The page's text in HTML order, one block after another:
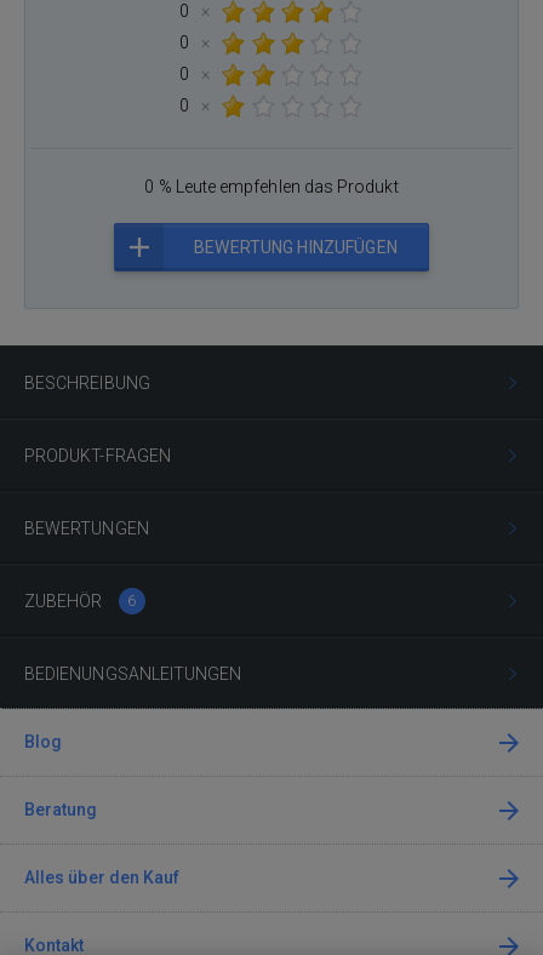
BESCHREIBUNG
PRODUKT-FRAGEN
BEWERTUNGEN
ZUBEHÖR 6
BEDIENUNGSANLEITUNGEN
0
×
0
×
0
×
0
×
0 % Leute empfehlen das Produkt
BEWERTUNG HINZUFÜGEN
Blog
Beratung
Alles über den Kauf
Kontakt